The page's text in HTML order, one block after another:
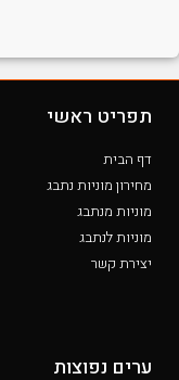
תפריט ראשי
דף הבית
מחירון מוניות נתבג
מוניות מנתבג
מוניות לנתבג
יצירת קשר
ערים נפוצות